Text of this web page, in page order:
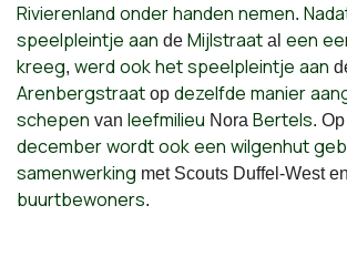
Rivierenland onderhanden nemen.
speelpleintje aan de Mijlstraat al een
kreeg, werd ookhetspeelpleintje aan
Arenbergstraat op dezelfde manier
schepen van leefmilieu Nora Bertels. Op
decemberwordtookeen wilgenhut
samenwerking met Scouts Duffel-West
buurtbewoners.